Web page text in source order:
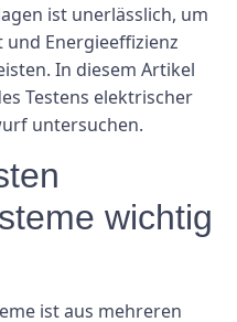
ist unerlässlich, um
Energieeffizienz
In diesem Artikel
Testens elektrischer
untersuchen.
wichtig
ist aus mehreren